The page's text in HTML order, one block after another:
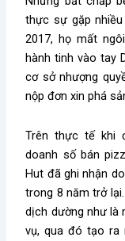
thực sự gặp
2017, họ mất
hành tinh vào tay
cơ sở nhượng
nộp đơn xin phá
Trên thực tế khi
doanh số bán
Hut đã ghi nhận
trong 8 năm trở
dịch dường như là
vụ, qua đó tạo ra